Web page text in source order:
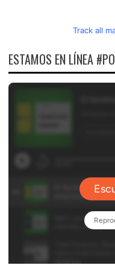
Track all
ESTAMOS EN LÍNEA